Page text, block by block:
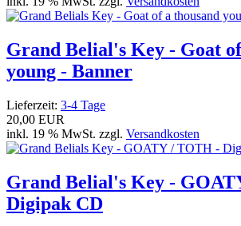
Grand Belial's Key - Goat
young - Banner
Lieferzeit: 3-4 Tage
20,00 EUR
inkl. 19 % MwSt. zzgl. Versandkosten
Grand Belial's Key -
Digipak CD